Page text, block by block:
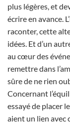
plus légères, et
écrire en avance.
raconter, cette
idées. Et d’un
au cœur des
remettre dans
sûre de ne rien
Concernant
essayé de placer
aient un lien avec